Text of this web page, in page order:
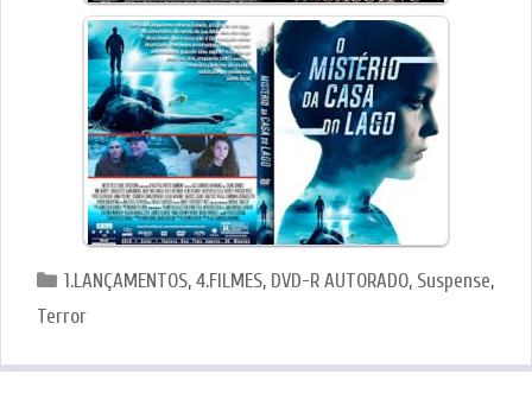
Categorias
1.LANÇAMENTOS,4.FILMES, DVD-R AUTORADO, Suspense,
Terror